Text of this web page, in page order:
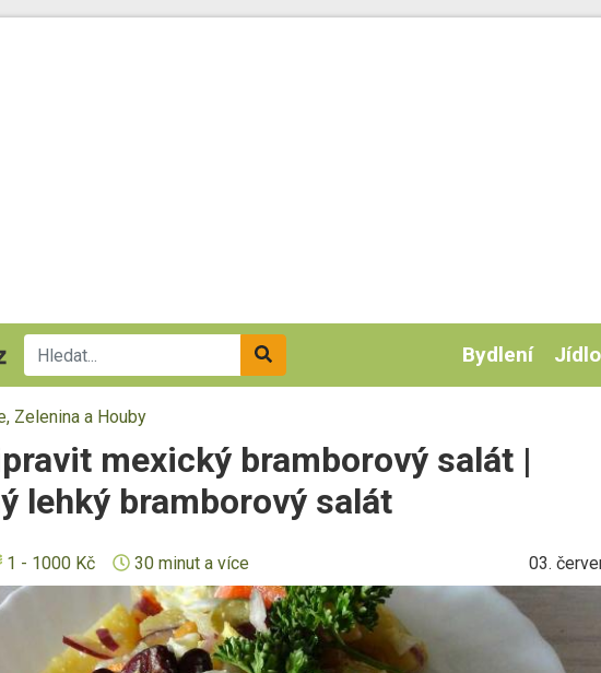
Bydlení Jídlo
Zelenina a Houby
mexický bramborový salát |
lehký bramborový salát
1 - 1000 Kč 30 minut a více 03.